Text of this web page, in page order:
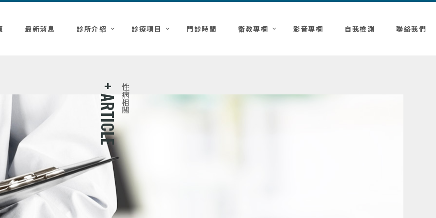
最新消息 診所介紹 診療項目 門診時間 衛教專欄 影音專欄 自我檢測 聯絡我們
性病相關